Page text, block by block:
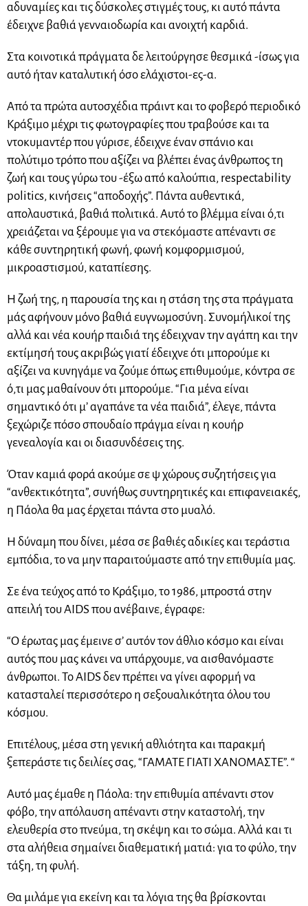
αδυναμίες και τις δύσκολες στιγμές τους, κι αυτό πάντα
έδειχνε βαθιά γενναιοδωρία και ανοιχτή καρδιά.
Στα κοινοτικά πράγματα δε λειτούργησε θεσμικά -ίσως για
αυτό ήταν καταλυτική όσο ελάχιστοι-ες-α.
Από τα πρώτα αυτοσχέδια πράιντ και το φοβερό περιοδικό
Κράξιμο μέχρι τις φωτογραφίες που τραβούσε και τα
ντοκυμαντέρ που γύρισε, έδειχνε έναν σπάνιο και
πολύτιμο τρόπο που αξίζει να βλέπει ένας άνθρωπος τη
ζωή και τους γύρω του -έξω από καλούπια, respectability
politics, κινήσεις “αποδοχής”. Πάντα αυθεντικά,
απολαυστικά, βαθιά πολιτικά. Αυτό το βλέμμα είναι ό,τι
χρειάζεται να ξέρουμε για να στεκόμαστε απέναντι σε
κάθε συντηρητική φωνή, φωνή κομφορμισμού,
μικροαστισμού, καταπίεσης.
Η ζωή της, η παρουσία της και η στάση της στα πράγματα
μάς αφήνουν μόνο βαθιά ευγνωμοσύνη. Συνομήλικοί της
αλλά και νέα κουήρ παιδιά της έδειχναν την αγάπη και την
εκτίμησή τους ακριβώς γιατί έδειχνε ότι μπορούμε κι
αξίζει να κυνηγάμε να ζούμε όπως επιθυμούμε, κόντρα σε
ό,τι μας μαθαίνουν ότι μπορούμε. “Για μένα είναι
σημαντικό ότι μ’ αγαπάνε τα νέα παιδιά”, έλεγε, πάντα
ξεχώριζε πόσο σπουδαίο πράγμα είναι η κουήρ
γενεαλογία και οι διασυνδέσεις της.
Όταν καμιά φορά ακούμε σε ψ χώρους συζητήσεις για
“ανθεκτικότητα”, συνήθως συντηρητικές και επιφανειακές,
η Πάολα θα μας έρχεται πάντα στο μυαλό.
Η δύναμη που δίνει, μέσα σε βαθιές αδικίες και τεράστια
εμπόδια, το να μην παραιτούμαστε από την επιθυμία μας.
Σε ένα τεύχος από το Κράξιμο, το 1986, μπροστά στην
απειλή του AIDS που ανέβαινε, έγραφε:
“O έρωτας μας έμεινε σ’ αυτόν τον άθλιο κόσμο και είναι
αυτός που μας κάνει να υπάρχουμε, να αισθανόμαστε
άνθρωποι. Το AIDS δεν πρέπει να γίνει αφορμή να
κατασταλεί περισσότερο η σεξουαλικότητα όλου του
κόσμου.
Επιτέλους, μέσα στη γενική αθλιότητα και παρακμή
ξεπεράστε τις δειλίες σας, “ΓΑΜΑΤΕ ΓΙΑΤΙ ΧΑΝΟΜΑΣΤΕ”. “
Αυτό μας έμαθε η Πάολα: την επιθυμία απέναντι στον
φόβο, την απόλαυση απέναντι στην καταστολή, την
ελευθερία στο πνεύμα, τη σκέψη και το σώμα. Αλλά και τι
στα αλήθεια σημαίνει διαθεματική ματιά: για το φύλο, την
τάξη, τη φυλή.
Θα μιλάμε για εκείνη και τα λόγια της θα βρίσκονται